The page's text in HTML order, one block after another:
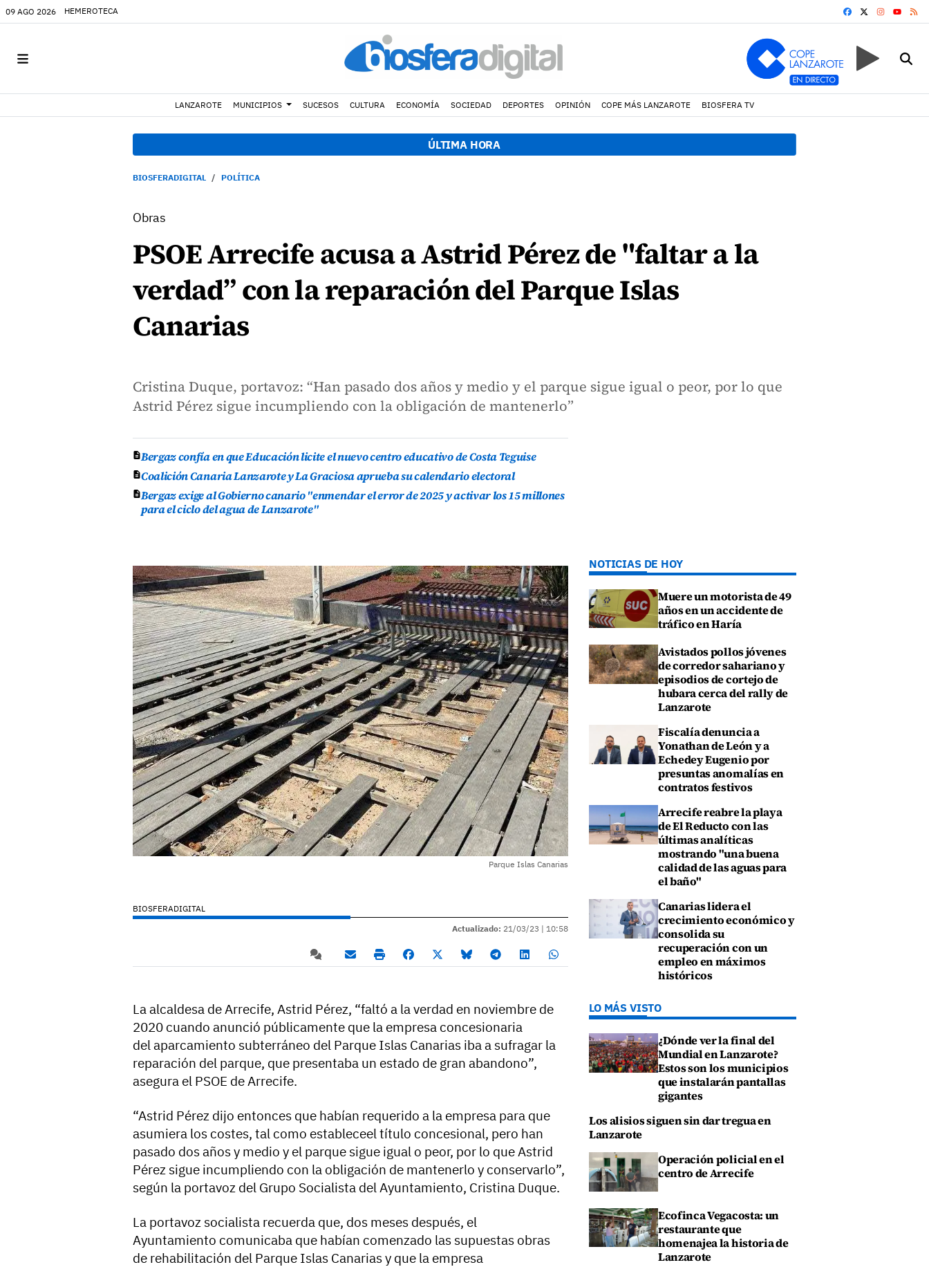
09 AGO 2026 HEMEROTECA FACEBOOK
YOUTUBE
LANZAROTE MUNICIPIOS SUCESOS CULTURA ECONOMÍA SOCIEDAD DEPORTES OPINIÓN COPE MÁS LANZAROTE BIOSFERA TV
ÚLTIMA HORA
BIOSFERADIGITAL POLÍTICA
Obras
PSOE Arrecife acusa a Astrid Pérez de "faltar a la
verdad” con la reparación del Parque Islas
Canarias
Cristina Duque, portavoz: “Han pasado dos años y medio y el parque sigue igual o peor, por lo que
Astrid Pérez sigue incumpliendo con la obligación de mantenerlo”
Bergaz confía en que Educación licite el nuevo centro educativo de Costa Teguise
Coalición Canaria Lanzarote y La Graciosa aprueba su calendario electoral
Bergaz exige al Gobierno canario "enmendar el error de 2025 y activar los 15 millones
para el ciclo del agua de Lanzarote"
Parque Islas Canarias
BIOSFERADIGITAL
Actualizado: 21/03/23 | 10:58
La alcaldesa de Arrecife, Astrid Pérez, “faltó a la verdad en noviembre de
2020 cuando anunció públicamente que la empresa concesionaria
del aparcamiento subterráneo del Parque Islas Canarias iba a sufragar la
reparación del parque, que presentaba un estado de gran abandono”,
asegura el PSOE de Arrecife.
“Astrid Pérez dijo entonces que habían requerido a la empresa para que
asumiera los costes, tal como estableceel título concesional, pero han
pasado dos años y medio y el parque sigue igual o peor, por lo que Astrid
Pérez sigue incumpliendo con la obligación de mantenerlo y conservarlo”,
según la portavoz del Grupo Socialista del Ayuntamiento, Cristina Duque.
La portavoz socialista recuerda que, dos meses después, el
Ayuntamiento comunicaba que habían comenzado las supuestas obras
de rehabilitación del Parque Islas Canarias y que la empresa
NOTICIAS DE HOY
Muere un motorista de 49
años en un accidente de
tráfico en Haría
Avistados pollos jóvenes
de corredor sahariano y
episodios de cortejo de
hubara cerca del rally de
Lanzarote
Fiscalía denuncia a
Yonathan de León y a
Echedey Eugenio por
presuntas anomalías en
contratos festivos
Arrecife reabre la playa
de El Reducto con las
últimas analíticas
mostrando "una buena
calidad de las aguas para
el baño"
Canarias lidera el
crecimiento económico y
consolida su
recuperación con un
empleo en máximos
históricos
LO MÁS VISTO
¿Dónde ver la final del
Mundial en Lanzarote?
Estos son los municipios
que instalarán pantallas
gigantes
Los alisios siguen sin dar tregua en
Lanzarote
Operación policial en el
centro de Arrecife
Ecofinca Vegacosta: un
restaurante que
homenajea la historia de
Lanzarote